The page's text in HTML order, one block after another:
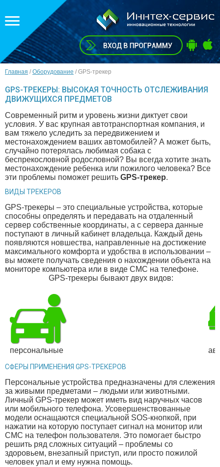
Главная / Оборудование / GPS-трекер
GPS-ТРЕКЕРЫ: ВЫСОКАЯ ТОЧНОСТЬ ОТСЛЕЖИВАНИЯ
ДВИЖУЩИХСЯ ПРЕДМЕТОВ
Современный ритм и уровень жизни диктует свои
условия. У вас крупная автотранспортная компания, и
вам тяжело уследить за передвижением и
местонахождением ваших автомобилей? А может быть,
случайно потерялась любимая собака с
беспрекословной родословной? Вы всегда хотите знать
местонахождение ребенка или пожилого человека? Все
эти проблемы поможет решить GPS-трекер.
ВИДЫ ТРЕКЕРОВ
GPS-трекеры – это специальные устройства, которые
способны определять и передавать на отдаленный
сервер собственные координаты, а с сервера данные
поступают в личный кабинет владельца. Каждый день
появляются новшества, направленные на достижение
максимального комфорта и удобства в использовании –
вы можете получать сведения о нахождении объекта на
мониторе компьютера или в виде СМС на телефоне.
GPS-трекеры бывают двух видов:
персональные
СФЕРЫ ПРИМЕНЕНИЯ GPS-ТРЕКЕРОВ
Персональные устройства предназначены для слежения
за живыми предметами – людьми или животными.
Личный GPS-трекер может иметь вид наручных часов
или мобильного телефона. Усовершенствованные
модели оснащаются специальной SOS-кнопкой, при
нажатии на которую поступает сигнал на монитор или
СМС на телефон пользователя. Это помогает быстро
решить ряд сложных ситуаций – проблемы со
здоровьем, внезапный приступ, или просто пожилой
человек упал и ему нужна помощь.